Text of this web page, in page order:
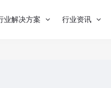
业解决方案 行业资讯